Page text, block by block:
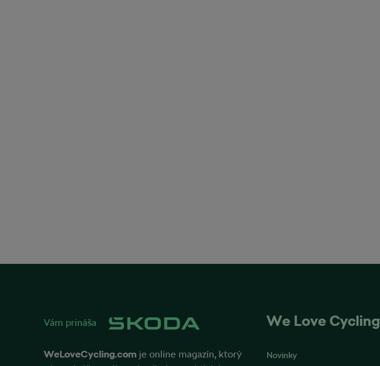
Vám prináša
WeLoveCycling.com je online magazín, ktorý
We Love Cycling
Novinky